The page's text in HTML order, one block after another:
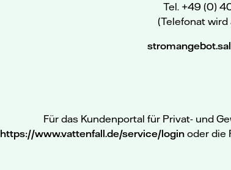
Tel. +49 (0)
(Telefonat
Für das Kundenportal für Privat- und
https://www.vattenfall.de/service/login oder die